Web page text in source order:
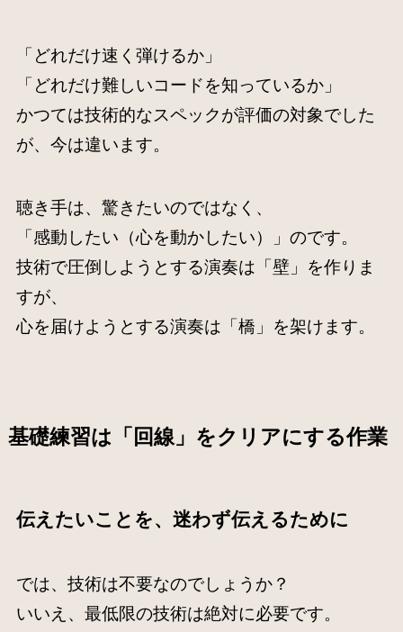
「どれだけ速く弾けるか」
「どれだけ難しいコードを知っているか」
かつては技術的なスペックが評価の対象でした
が、今は違います。
聴き手は、驚きたいのではなく、
「感動したい（心を動かしたい）」のです。
技術で圧倒しようとする演奏は「壁」を作りま
すが、
心を届けようとする演奏は「橋」を架けます。
基礎練習は「回線」をクリアにする作業
伝えたいことを、迷わず伝えるために
では、技術は不要なのでしょうか？
いいえ、最低限の技術は絶対に必要です。